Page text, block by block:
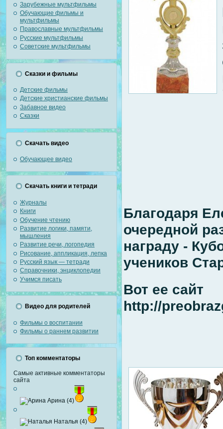
Зарубежные мультфильмы
Обучающие фильмы и
мультфильмы
Православные мультфильмы
Русские мультфильмы
Советские мультфильмы
Сказки и фильмы
Детские фильмы
Детские христианские фильмы
Забавное видео
Сказки
Скачать видео
Обучающее видео
Скачать книги и тетради
Журналы
Книги
Обучение чтению
Развитие логики, памяти,
мышления
Развитие речи, логопедия
Рисование, аппликация, лепка
Русский язык — тетради
Справочники, энциклопедии
Учимся писать
Видео для родителей
Фильмы о воспитании
Фильмы о раннем развитии
Топ комментаторы
Самые активные комментаторы
сайта
Арина (4)
Наталья (4)
Благодаря
очередной
награду -
учеников
Вот ее сайт
http://